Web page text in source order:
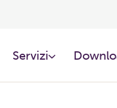
Servizi